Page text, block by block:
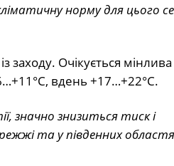
норму для цього
Очікується мінлива
вдень +17…+22°С.
значно знизиться тиск і
та у південних